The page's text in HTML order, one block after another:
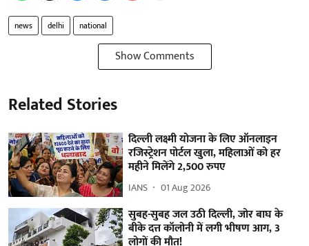
news delhi national
Show Comments
Related Stories
दिल्ली लक्ष्मी योजना के लिए ऑनलाइन
रजिस्ट्रेशन पोर्टल खुला, महिलाओं को हर
महीने मिलेंगे 2,500 रुपए
IANS 01 Aug 2026
सुबह-सुबह जल उठी दिल्ली, जोर बाघ के
बीके दत्त कॉलोनी में लगी भीषण आग, 3
लोगों की मौत!